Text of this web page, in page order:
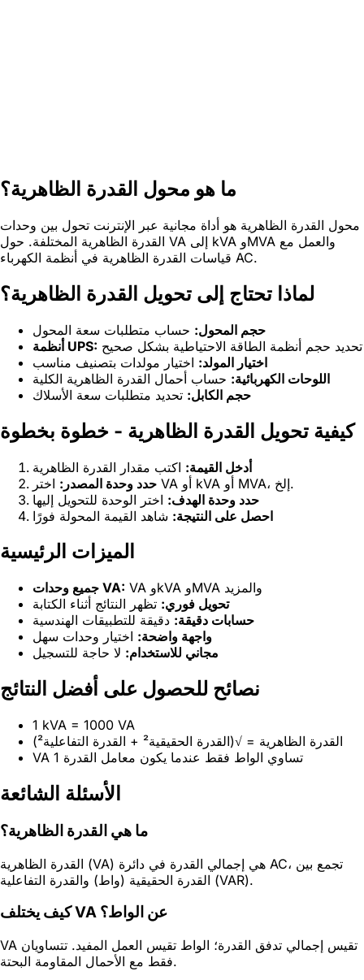
ما هو محول القدرة الظاهرية؟
محول القدرة الظاهرية هو أداة مجانية عبر الإنترنت تحول بين وحدات
القدرة الظاهرية المختلفة. حول VA إلى kVA وMVA والعمل مع
قياسات القدرة الظاهرية في أنظمة الكهرباء AC.
لماذا تحتاج إلى تحويل القدرة الظاهرية؟
حجم المحول: حساب متطلبات سعة المحول
أنظمة UPS: تحديد حجم أنظمة الطاقة الاحتياطية بشكل صحيح
اختيار المولد: اختيار مولدات بتصنيف مناسب
اللوحات الكهربائية: حساب أحمال القدرة الظاهرية الكلية
حجم الكابل: تحديد متطلبات سعة الأسلاك
كيفية تحويل القدرة الظاهرية - خطوة بخطوة
أدخل القيمة: اكتب مقدار القدرة الظاهرية
حدد وحدة المصدر:
اختر VA أو kVA أو MVA، إلخ.
حدد وحدة الهدف: اختر الوحدة للتحويل إليها
احصل على النتيجة: شاهد القيمة المحولة فورًا
الميزات الرئيسية
جميع وحدات VA:
VA وkVA وMVA والمزيد
تحويل فوري: تظهر النتائج أثناء الكتابة
حسابات دقيقة: دقيقة للتطبيقات الهندسية
واجهة واضحة: اختيار وحدات سهل
مجاني للاستخدام: لا حاجة للتسجيل
نصائح للحصول على أفضل النتائج
1 kVA = 1000 VA
القدرة الظاهرية = √(القدرة الحقيقية² + القدرة التفاعلية²)
VA تساوي الواط فقط عندما يكون معامل القدرة 1
الأسئلة الشائعة
ما هي القدرة الظاهرية؟
القدرة الظاهرية (VA) هي إجمالي القدرة في دائرة AC، تجمع بين
القدرة الحقيقية (واط) والقدرة التفاعلية (VAR).
كيف يختلف VA عن الواط؟
VA تقيس إجمالي تدفق القدرة؛ الواط تقيس العمل المفيد. تتساويان
فقط مع الأحمال المقاومة البحتة.